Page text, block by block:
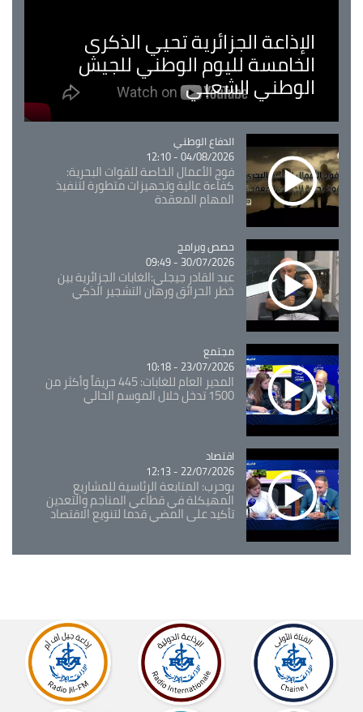
الإذاعة الجزائرية تحيي الذكرى
الخامسة لليوم الوطني للجيش
الوطني الشعبي
Catégorie
الدفاع الوطني
04/08/2026 - 12:10
فوج الأعمال الخاصة للقوات البحرية:
كفاءة عالية وتجهيزات متطورة لتنفيذ
المهام المعقدة
Catégorie
حصص وبرامج
30/07/2026 - 09:49
عبد القادر جيجلي:الغابات الجزائرية بين
خطر الحرائق ورهان التشجير الذكي
Catégorie
مجتمع
23/07/2026 - 10:18
المدير العام للغابات: 445 حريقاً وأكثر من
1500 تدخل خلال الموسم الحالي
Catégorie
اقتصاد
22/07/2026 - 12:13
بوحرب: المتابعة الرئاسية للمشاريع
المهيكلة في قطاعي المناجم والتعدين
تأكيد على المضي قدما لتنويع الاقتصاد